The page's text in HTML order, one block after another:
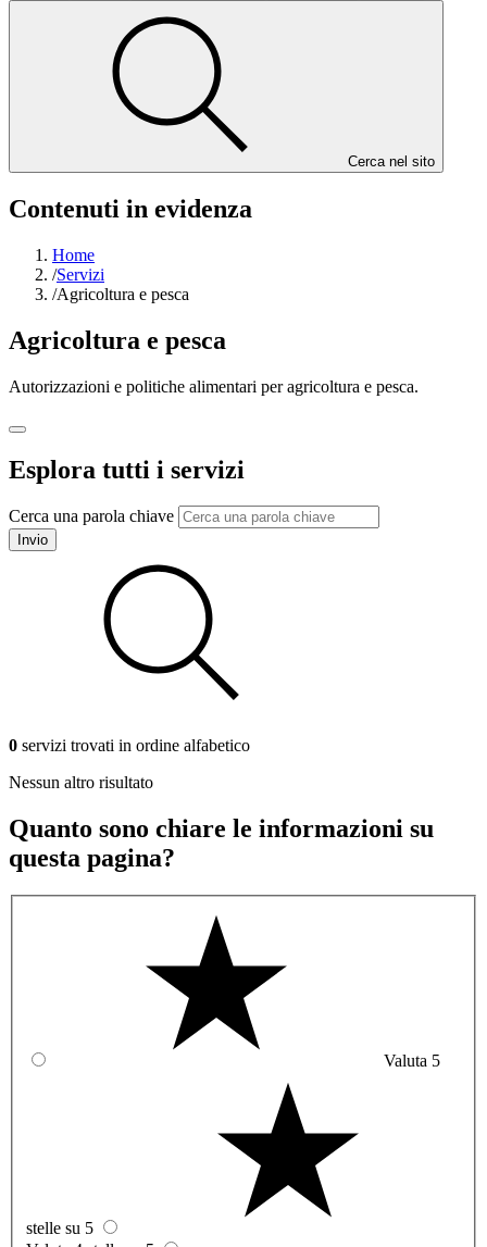
Cerca nel sito
Contenuti in evidenza
Home
/Servizi
/Agricoltura e pesca
Agricoltura e pesca
Autorizzazioni e politiche alimentari per agricoltura e pesca.
Esplora tutti i servizi
Cerca una parola chiave
Invio
0 servizi trovati in ordine alfabetico
Nessun altro risultato
Quanto sono chiare le informazioni su
questa pagina?
Valuta 5
stelle su 5